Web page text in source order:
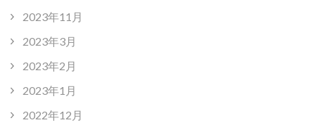
2023年11月
2023年3月
2023年2月
2023年1月
2022年12月